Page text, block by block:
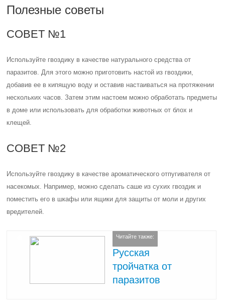
Полезные советы
СОВЕТ №1
Используйте гвоздику в качестве натурального средства от
паразитов. Для этого можно приготовить настой из гвоздики,
добавив ее в кипящую воду и оставив настаиваться на протяжении
нескольких часов. Затем этим настоем можно обработать предметы
в доме или использовать для обработки животных от блох и
клещей.
СОВЕТ №2
Используйте гвоздику в качестве ароматического отпугивателя от
насекомых. Например, можно сделать саше из сухих гвоздик и
поместить его в шкафы или ящики для защиты от моли и других
вредителей.
Читайте также:
Русская
тройчатка от
паразитов